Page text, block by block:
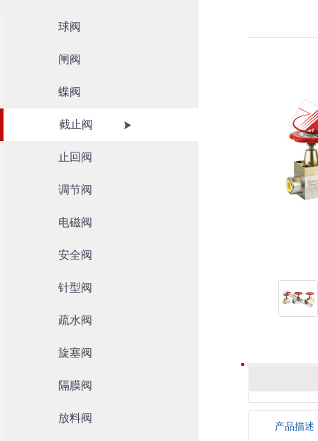
球阀
闸阀
蝶阀
截止阀
止回阀
调节阀
电磁阀
安全阀
针型阀
疏水阀
旋塞阀
隔膜阀
放料阀
产品描述